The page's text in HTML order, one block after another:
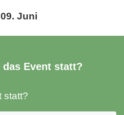
Juni
Event statt?
statt?